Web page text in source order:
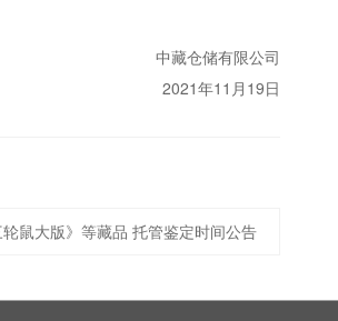
中藏仓储有限公司
年11月19日
鼠大版》等藏品 托管鉴定时间公告